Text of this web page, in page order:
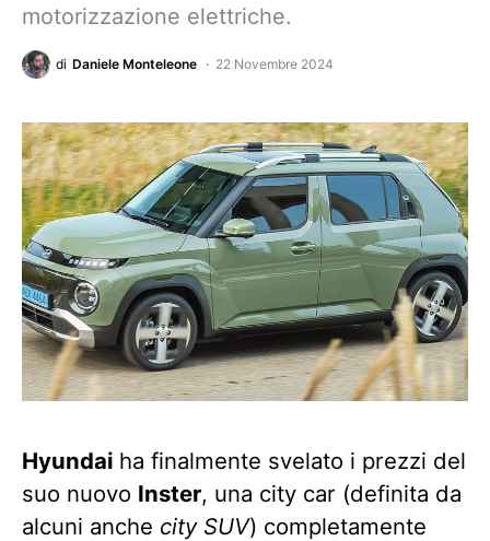
motorizzazione elettriche.
di Daniele Monteleone 22 Novembre 2024
Hyundai ha finalmente svelato i prezzi del
suo nuovo Inster, una city car (definita da
alcuni anche city SUV) completamente